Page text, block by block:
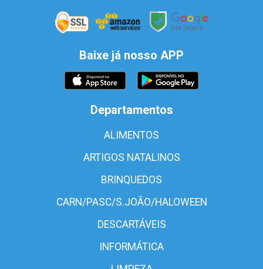
Baixe já nosso APP
Departamentos
ALIMENTOS
ARTIGOS NATALINOS
BRINQUEDOS
CARN/PASC/S.JOÃO/HALOWEEN
DESCARTÁVEIS
INFORMÁTICA